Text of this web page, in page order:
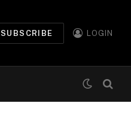
SUBSCRIBE LOGIN